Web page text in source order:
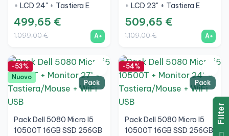
+ LCD 24" + Tastiera E
Mouse Wireless + WiFi
499,65 €
1.099,00 € A+
+ LCD 23" + Tastiera E
Mouse Wireless + WiFi
509,65 €
1.109,00 € A+
Pack
-53%
Nuovo
Pack Dell 5080 Micro I5
10500T 16GB SSD 256GB
Pack
-54%
Pack Dell 5080 Micro I5
10500T 16GB SSD 256GB
R